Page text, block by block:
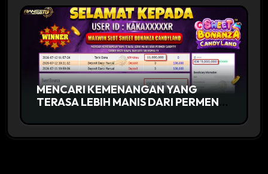
MENCARI KEMENANGAN YANG
TERASA LEBIH MANIS DARI PERMEN
RANSJITU SOLUSINYA